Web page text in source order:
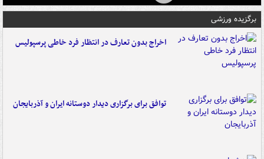
برگزیده ورزشی
اخراج بدون تعارف در انتظار فرد خاطی پرسپولیس
توافق برای برگزاری دیدار دوستانه ایران و آذربایجان